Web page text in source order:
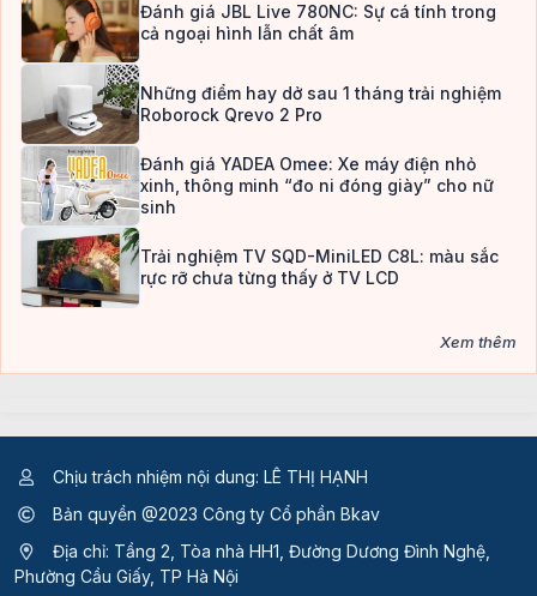
Đánh giá JBL Live 780NC: Sự cá tính trong
cả ngoại hình lẫn chất âm
Những điểm hay dở sau 1 tháng trải nghiệm
Roborock Qrevo 2 Pro
Đánh giá YADEA Omee: Xe máy điện nhỏ
xinh, thông minh “đo ni đóng giày” cho nữ
sinh
Trải nghiệm TV SQD-MiniLED C8L: màu sắc
rực rỡ chưa từng thấy ở TV LCD
Xem thêm
Chịu trách nhiệm nội dung: LÊ THỊ HẠNH
Bản quyền @2023 Công ty Cổ phần Bkav
Địa chỉ: Tầng 2, Tòa nhà HH1, Đường Dương Đình Nghệ,
Phường Cầu Giấy, TP Hà Nội